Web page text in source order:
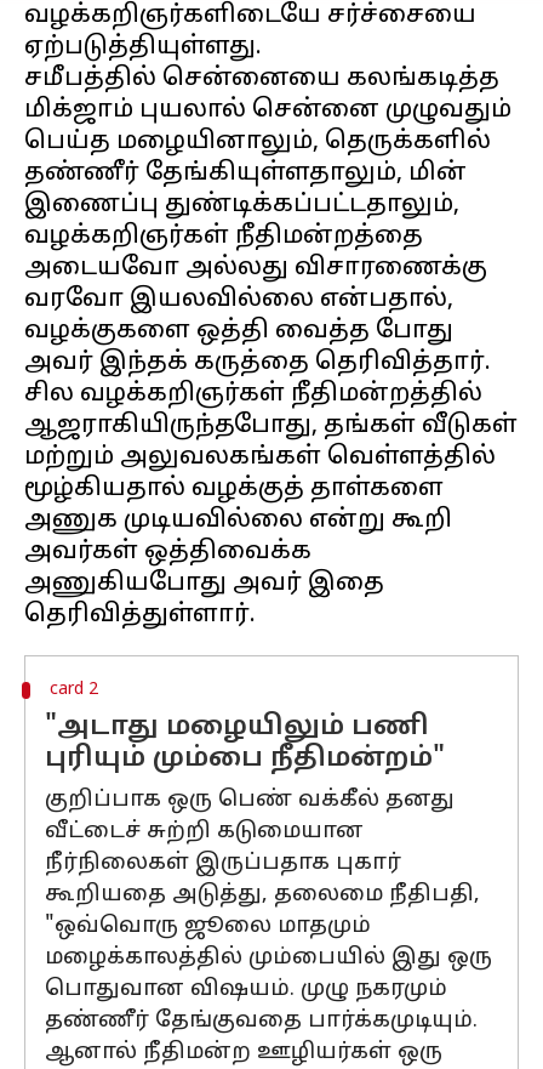
வழக்கறிஞர்களிடையே சர்ச்சையை
ஏற்படுத்தியுள்ளது.
சமீபத்தில் சென்னையை கலங்கடித்த
மிக்ஜாம் புயலால் சென்னை முழுவதும்
பெய்த மழையினாலும், தெருக்களில்
தண்ணீர் தேங்கியுள்ளதாலும், மின்
இணைப்பு துண்டிக்கப்பட்டதாலும்,
வழக்கறிஞர்கள் நீதிமன்றத்தை
அடையவோ அல்லது விசாரணைக்கு
வரவோ இயலவில்லை என்பதால்,
வழக்குகளை ஒத்தி வைத்த போது
அவர் இந்தக் கருத்தை தெரிவித்தார்.
சில வழக்கறிஞர்கள் நீதிமன்றத்தில்
ஆஜராகியிருந்தபோது, ​​தங்கள் வீடுகள்
மற்றும் அலுவலகங்கள் வெள்ளத்தில்
மூழ்கியதால் வழக்குத் தாள்களை
அணுக முடியவில்லை என்று கூறி
அவர்கள் ஒத்திவைக்க
அணுகியபோது அவர் இதை
card 2
"அடாது மழையிலும் பணி
புரியும் மும்பை நீதிமன்றம்"
குறிப்பாக ஒரு பெண் வக்கீல் தனது
வீட்டைச் சுற்றி கடுமையான
நீர்நிலைகள் இருப்பதாக புகார்
கூறியதை அடுத்து, தலைமை நீதிபதி,
"ஒவ்வொரு ஜூலை மாதமும்
மழைக்காலத்தில் மும்பையில் இது ஒரு
பொதுவான விஷயம். முழு நகரமும்
தண்ணீர் தேங்குவதை பார்க்கமுடியும்.
ஆனால் நீதிமன்ற ஊழியர்கள் ஒரு